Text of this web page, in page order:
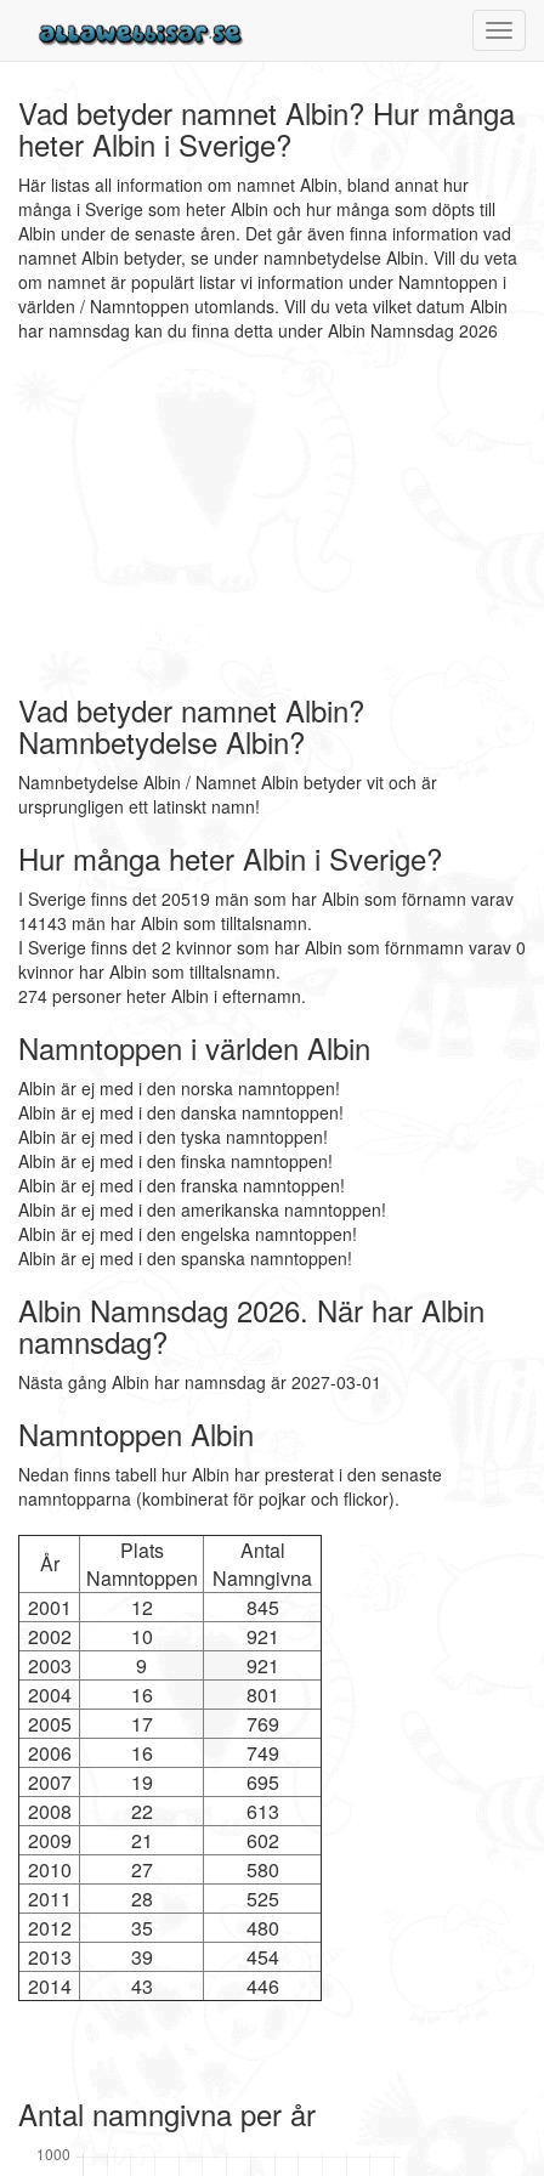
Vad betyder namnet Albin? Hur många
heter Albin i Sverige?
Här listas all information om namnet Albin, bland annat hur
många i Sverige som heter Albin och hur många som döpts till
Albin under de senaste åren. Det går även finna information vad
namnet Albin betyder, se under namnbetydelse Albin. Vill du veta
om namnet är populärt listar vi information under Namntoppen i
världen / Namntoppen utomlands. Vill du veta vilket datum Albin
har namnsdag kan du finna detta under Albin Namnsdag 2026
Vad betyder namnet Albin?
Namnbetydelse Albin?
Namnbetydelse Albin / Namnet Albin betyder vit och är
ursprungligen ett latinskt namn!
Hur många heter Albin i Sverige?
I Sverige finns det 20519 män som har Albin som förnamn varav
14143 män har Albin som tilltalsnamn.
I Sverige finns det 2 kvinnor som har Albin som förnmamn varav 0
kvinnor har Albin som tilltalsnamn.
274 personer heter Albin i efternamn.
Namntoppen i världen Albin
Albin är ej med i den norska namntoppen!
Albin är ej med i den danska namntoppen!
Albin är ej med i den tyska namntoppen!
Albin är ej med i den finska namntoppen!
Albin är ej med i den franska namntoppen!
Albin är ej med i den amerikanska namntoppen!
Albin är ej med i den engelska namntoppen!
Albin är ej med i den spanska namntoppen!
Albin Namnsdag 2026. När har Albin
namnsdag?
Nästa gång Albin har namnsdag är 2027-03-01
Namntoppen Albin
Nedan finns tabell hur Albin har presterat i den senaste
namntopparna (kombinerat för pojkar och flickor).
År
Plats
Namntoppen
Antal
Namngivna
2001
12
845
2002
10
921
2003
9
921
2004
16
801
2005
17
769
2006
16
749
2007
19
695
2008
22
613
2009
21
602
2010
27
580
2011
28
525
2012
35
480
2013
39
454
2014
43 446
Antal namngivna per år